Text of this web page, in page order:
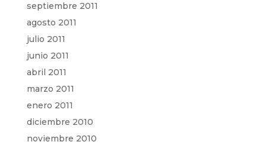
septiembre 2011
agosto 2011
julio 2011
junio 2011
abril 2011
marzo 2011
enero 2011
diciembre 2010
noviembre 2010